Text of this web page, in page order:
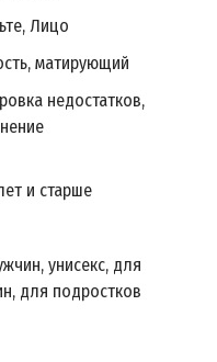
Лицо
матирующий
недостатков,
и старше
унисекс, для
для подростков